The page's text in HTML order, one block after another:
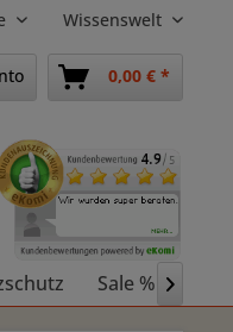
Wissenswelt
0,00 € *
Sale % 